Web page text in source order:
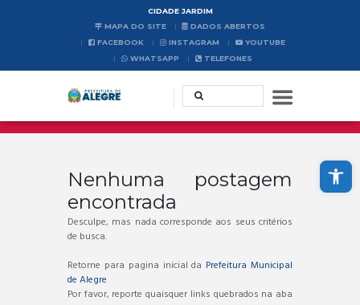
Abrir a barra de ferramentas
CIDADE JARDIM
MAPA DO SITE
DADOS ABERTOS
FACEBOOK
INSTAGRAM
YOUTUBE
WHATSAPP
TELEFONES
Nenhuma postagem
encontrada
Desculpe, mas nada corresponde aos seus critérios
de busca.
Retorne para pagina inicial da Prefeitura Municipal
de Alegre
Por favor, reporte quaisquer links quebrados na aba